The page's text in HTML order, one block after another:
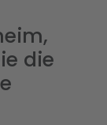
die